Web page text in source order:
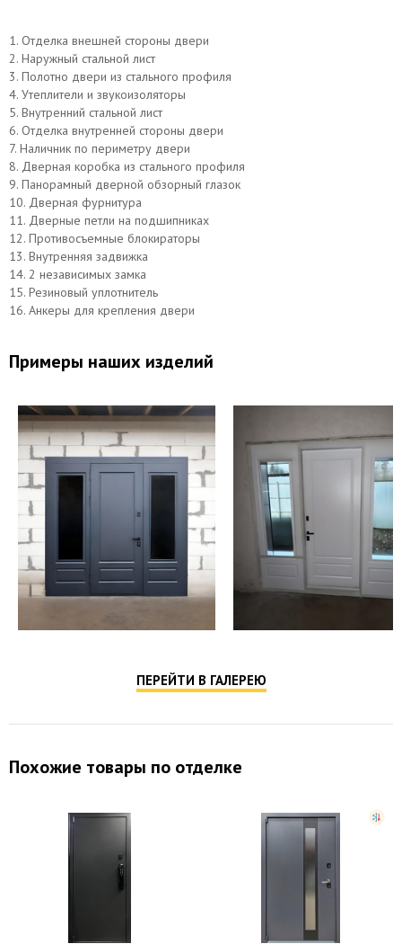
1. Отделка внешней стороны двери
2. Наружный стальной лист
3. Полотно двери из стального профиля
4. Утеплители и звукоизоляторы
5. Внутренний стальной лист
6. Отделка внутренней стороны двери
7. Наличник по периметру двери
8. Дверная коробка из стального профиля
9. Панорамный дверной обзорный глазок
10. Дверная фурнитура
11. Дверные петли на подшипниках
12. Противосъемные блокираторы
13. Внутренняя задвижка
14. 2 независимых замка
15. Резиновый уплотнитель
16. Анкеры для крепления двери
Примеры наших изделий
ПЕРЕЙТИ В ГАЛЕРЕЮ
Похожие товары по отделке